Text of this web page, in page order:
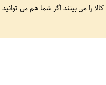
را می بینند اگر شما هم می توانید